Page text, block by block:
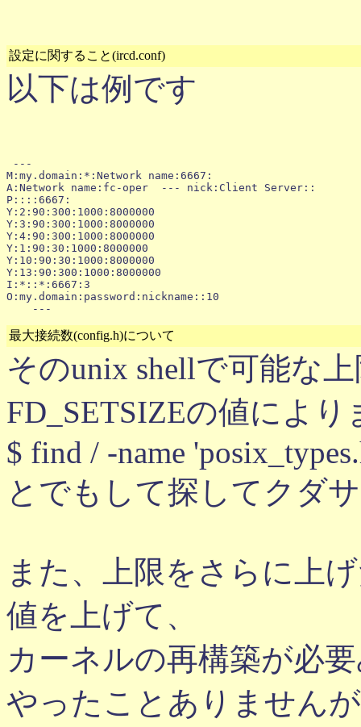
設定に関すること(ircd.conf)
以下は例です
---
M:my.domain:*:Network name:6667:
A:Network name:fc-oper
--- nick:Client Server::
P::::6667:
Y:2:90:300:1000:8000000
Y:3:90:300:1000:8000000
Y:4:90:300:1000:8000000
Y:1:90:30:1000:8000000
Y:10:90:30:1000:8000000
Y:13:90:300:1000:8000000
I:*::*:6667:3
O:my.domain:password:nickname::10
最大接続数(config.h)について
そのunix shellで可能な
FD_SETSIZEの値により
$ find / -name
とでもして探してクダ
また、上限をさらに上
値を上げて、
カーネルの再構築が必
やったことありません